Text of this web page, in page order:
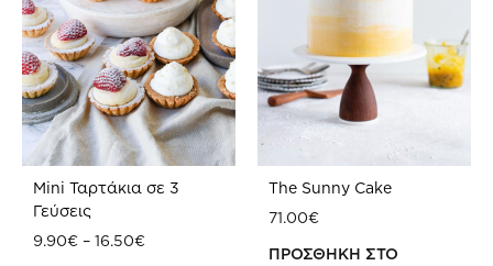
Mini Ταρτάκια σε 3
Γεύσεις
9.90€ – 16.50€
The Sunny Cake
71.00€
ΠΡΟΣΘΗΚΗ ΣΤΟ